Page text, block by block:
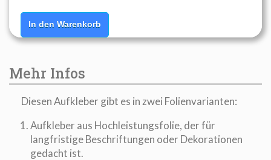
In den Warenkorb
Mehr Infos
Diesen Aufkleber gibt es in zwei Folienvarianten:
Aufkleber aus Hochleistungsfolie, der für
langfristige Beschriftungen oder Dekorationen
gedacht ist.